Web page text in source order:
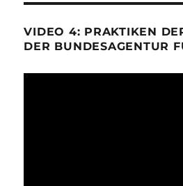
VIDEO 4: PRAKTIKEN
DER BUNDESAGENTUR